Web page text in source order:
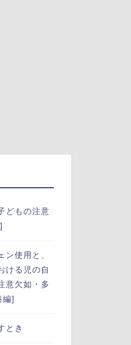
どもの注意
ン使用と、
ける児の自
意欠如・多
編]
とき